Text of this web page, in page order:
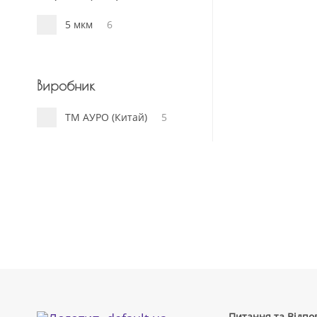
5 мкм 6
Виробник
ТМ АУРО (Китай) 5